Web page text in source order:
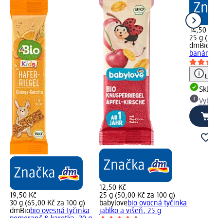
19,50 Kč
30 g (65,00 Kč za 100 g)
dmBiobio ovesná tyčinka
12,50 Kč
25 g (50,00 Kč za 100 g)
babylovebio ovocná tyčinka
jablko a višeň, 25 g
14,50 Kč
25 g
dmBio
banán,